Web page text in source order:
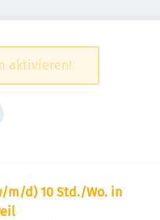
aktivieren!
m/d) 10 Std./Wo. in